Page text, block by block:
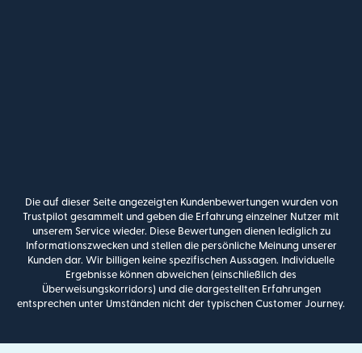
Die auf dieser Seite angezeigten Kundenbewertungen wurden von
Trustpilot gesammelt und geben die Erfahrung einzelner Nutzer mit
unserem Service wieder. Diese Bewertungen dienen lediglich zu
Informationszwecken und stellen die persönliche Meinung unserer
Kunden dar. Wir billigen keine spezifischen Aussagen. Individuelle
Ergebnisse können abweichen (einschließlich des
Überweisungskorridors) und die dargestellten Erfahrungen
entsprechen unter Umständen nicht der typischen Customer Journey.